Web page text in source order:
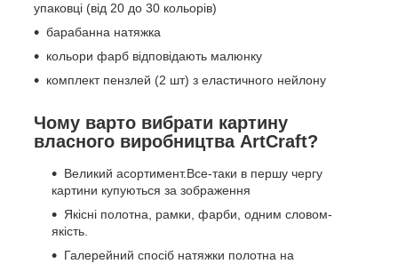
упаковці (від 20 до 30 кольорів)
барабанна натяжка
кольори фарб відповідають малюнку
комплект пензлей (2 шт) з еластичного нейлону
Чому варто вибрати картину
власного виробництва ArtCraft?
Великий асортимент.Все-таки в першу чергу
картини купуються за зображення
Якісні полотна, рамки, фарби, одним словом-
якість.
Галерейний спосіб натяжки полотна на